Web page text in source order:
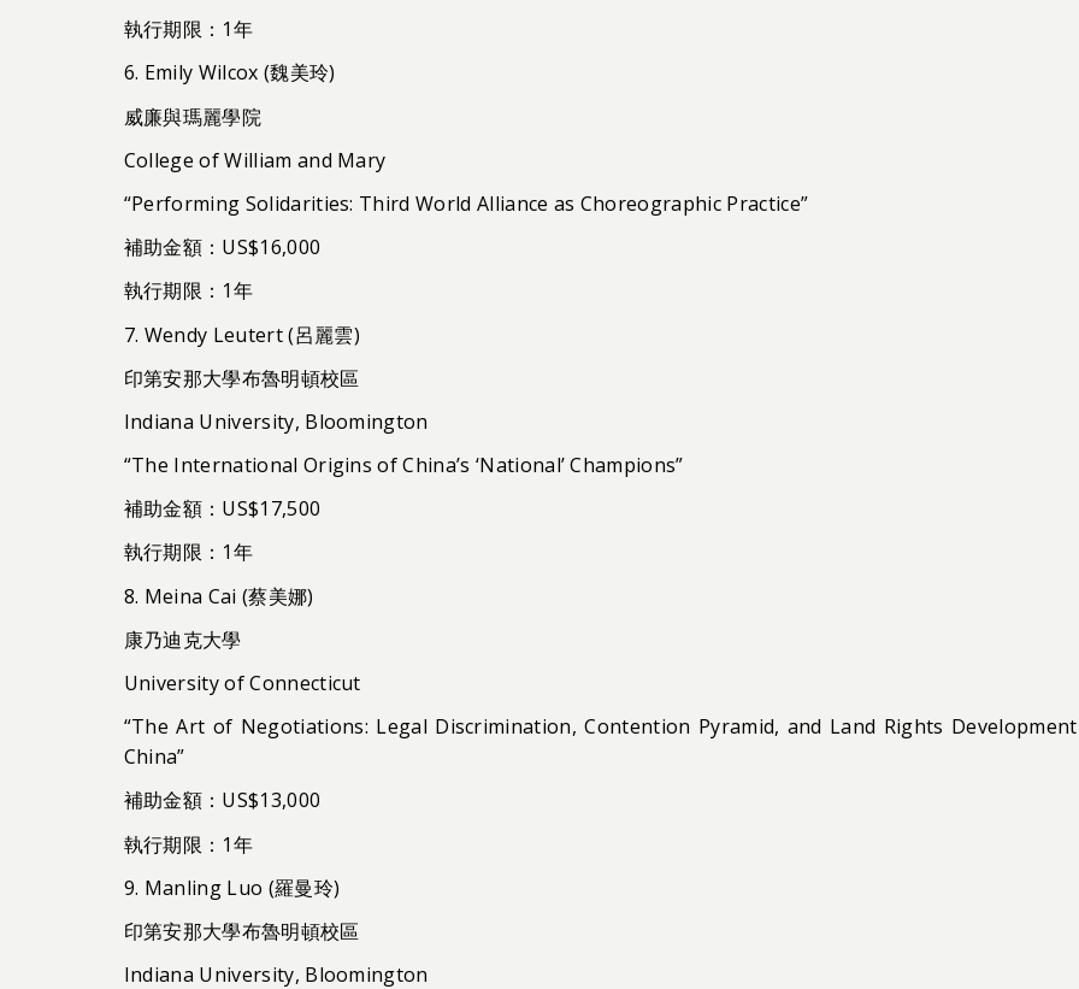
執行期限：1年
6. Emily Wilcox (魏美玲)
威廉與瑪麗學院
College of William and Mary
“Performing Solidarities: Third World Alliance as Choreographic Practice”
補助金額：US$16,000
執行期限：1年
7. Wendy Leutert (呂麗雲)
印第安那大學布魯明頓校區
Indiana University, Bloomington
“The International Origins of China’s ‘National’ Champions”
補助金額：US$17,500
執行期限：1年
8. Meina Cai (蔡美娜)
康乃迪克大學
University of Connecticut
“The Art of Negotiations: Legal Discrimination, Contention Pyramid, and Land Rights
China”
補助金額：US$13,000
執行期限：1年
9. Manling Luo (羅曼玲)
印第安那大學布魯明頓校區
Indiana University, Bloomington